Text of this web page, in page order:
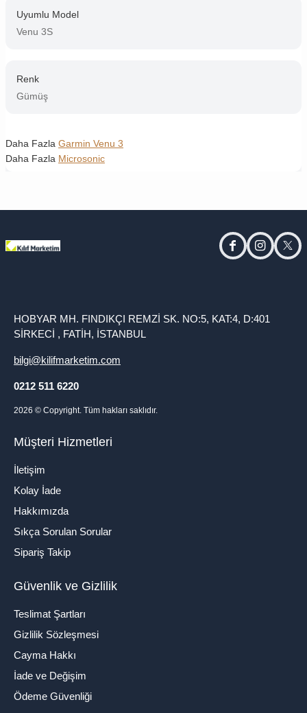
Uyumlu Model
Venu 3S
Renk
Gümüş
Daha Fazla Garmin Venu 3
Daha Fazla Microsonic
facebookinstagram
HOBYAR MH. FINDIKÇI REMZİ SK. NO:5, KAT:4, D:401
SİRKECİ , FATİH, İSTANBUL
bilgi@kilifmarketim.com
0212 511 6220
2026 © Copyright. Tüm hakları saklıdır.
Müşteri Hizmetleri
İletişim
Kolay İade
Hakkımızda
Sıkça Sorulan Sorular
Sipariş Takip
Güvenlik ve Gizlilik
Teslimat Şartları
Gizlilik Sözleşmesi
Cayma Hakkı
İade ve Değişim
Ödeme Güvenliği